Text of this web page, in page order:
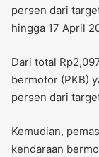
persen dari
hingga 17 April
Dari total
bermotor (PKB)
persen dari
Kemudian,
kendaraan